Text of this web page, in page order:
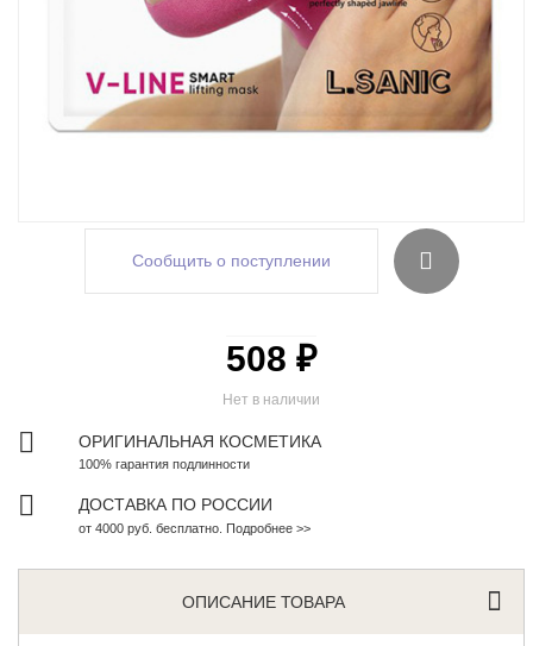
Сообщить о поступлении
Нет в наличии
508 ₽
ОРИГИНАЛЬНАЯ КОСМЕТИКА
100% гарантия подлинности
ДОСТАВКА ПО РОССИИ
от 4000 руб. бесплатно. Подробнее >>
ОПИСАНИЕ ТОВАРА